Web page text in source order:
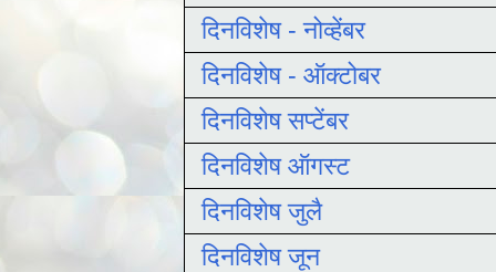
दिनविशेष - नोव्हेंबर
दिनविशेष - ऑक्टोबर
दिनविशेष सप्टेंबर
दिनविशेष ऑगस्ट
दिनविशेष जुलै
दिनविशेष जून